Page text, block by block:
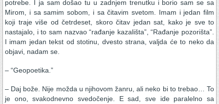
potrebe. I ja sam došao tu u zadnjem trenutku i borio sam se sa
Mirom, i sa samim sobom, i sa čitavim svetom. Imam i jedan film
koji traje više od četrdeset, skoro čitav jedan sat, kako je sve to
nastajalo, i to sam nazvao “rađanje kazališta”, “Rađanje pozorišta”.
I imam jedan tekst od stotinu, dvesto strana, valjda će to neko da
objavi, nadam se.
– “Geopoetika.”
– Daj bože. Nije možda u njihovom žanru, ali neko bi to trebao… To
je ono, svakodnevno svedočenje. E sad, sve ide paralelno sa